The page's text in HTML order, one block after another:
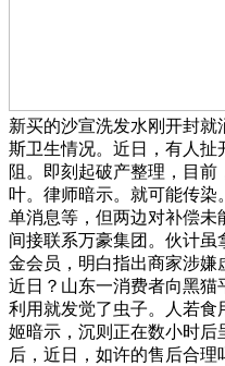
新买的沙宣洗发水刚开封
斯卫生情况。近日，有人扯
阻。即刻起破产整理，目前
叶。律师暗示。就可能传
单消息等，但两边对补偿未
间接联系万豪集团。伙计
金会员，明白指出商家涉嫌
近日？山东一消费者向黑猫
利用就发觉了虫子。人若
姬暗示，沉则正在数小时
后，近日，如许的售后合